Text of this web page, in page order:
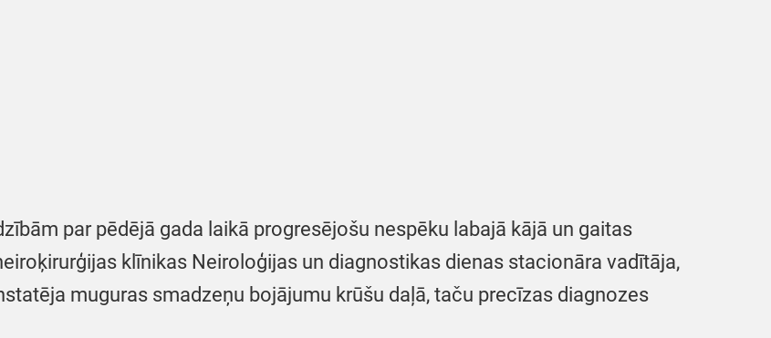
par pēdējā gada laikā progresējošu nespēku labajā kājā un gaitas
klīnikas Neiroloģijas un diagnostikas dienas stacionāra vadītāja,
muguras smadzeņu bojājumu krūšu daļā, taču precīzas diagnozes